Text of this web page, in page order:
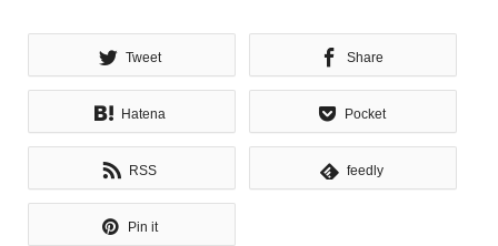
Tweet Share
Hatena Pocket
RSS feedly
Pin it